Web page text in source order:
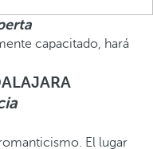
capacitado, hará
El lugar